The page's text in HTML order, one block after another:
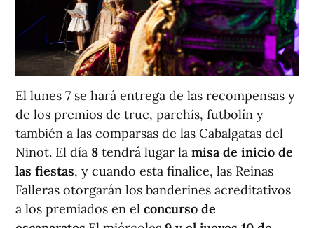
El lunes 7 se hará entrega de las recompensas y
de los premios de truc, parchís, futbolín y
también a las comparsas de las Cabalgatas del
Ninot. El día 8 tendrá lugar la misa de inicio de
las fiestas, y cuando esta finalice, las Reinas
Falleras otorgarán los banderines acreditativos
a los premiados en el concurso de